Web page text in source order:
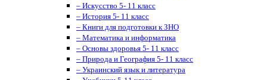
– Искусство 5- 11 класс
– История 5- 11 класс
– Книги для подготовки к ЗНО
– Математика и информатика
– Основы здоровья 5- 11 класс
– Природа и География 5- 11 класс
– Украинский язык и литература